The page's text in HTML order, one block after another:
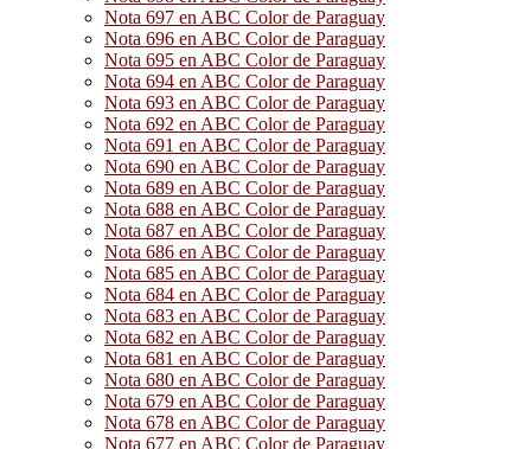
Nota 697 en ABC Color de Paraguay
Nota 696 en ABC Color de Paraguay
Nota 695 en ABC Color de Paraguay
Nota 694 en ABC Color de Paraguay
Nota 693 en ABC Color de Paraguay
Nota 692 en ABC Color de Paraguay
Nota 691 en ABC Color de Paraguay
Nota 690 en ABC Color de Paraguay
Nota 689 en ABC Color de Paraguay
Nota 688 en ABC Color de Paraguay
Nota 687 en ABC Color de Paraguay
Nota 686 en ABC Color de Paraguay
Nota 685 en ABC Color de Paraguay
Nota 684 en ABC Color de Paraguay
Nota 683 en ABC Color de Paraguay
Nota 682 en ABC Color de Paraguay
Nota 681 en ABC Color de Paraguay
Nota 680 en ABC Color de Paraguay
Nota 679 en ABC Color de Paraguay
Nota 678 en ABC Color de Paraguay
Nota 677 en ABC Color de Paraguay